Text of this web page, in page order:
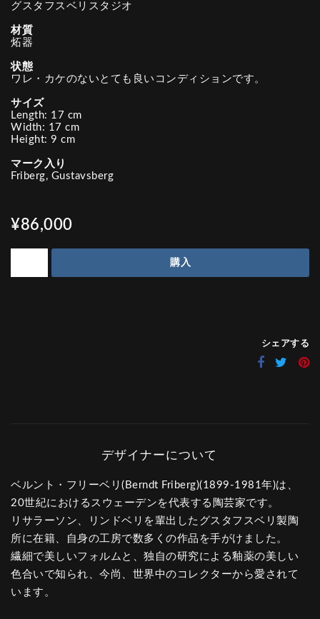
グスタフスベリスタジオ
材質
炻器
状態
ワレ・カケのないとても良いコンディションです。
サイズ
Length: 17 cm
Width: 17 cm
Height: 9 cm
マーク入り
Friberg, Gustavsberg
¥86,000
購入
シェアする
ベルント・フリーベリ(Berndt Friberg)(1899-1981年)は、
20世紀におけるスウェーデンを代表する陶芸家です。
リサラーソン、リンドベリを輩出したグスタフスベリ製陶
所に在籍、自身の工房で数多くの作品を手がけました。
繊細で美しいフォルムと、独自の研究による釉薬の美しい
色合いで知られ、今尚、世界中のコレクターから愛されて
います。